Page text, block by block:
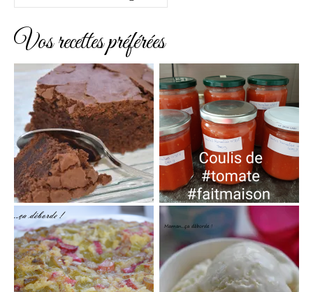
Vos recettes préférées